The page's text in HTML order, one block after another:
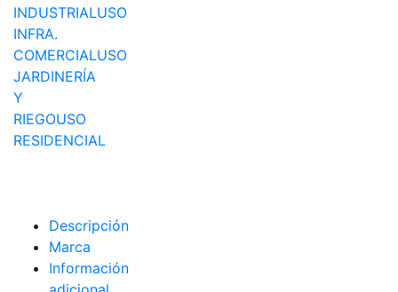
INDUSTRIALUSO
INFRA.
COMERCIALUSO
JARDINERÍA
Y
RIEGOUSO
RESIDENCIAL
Descripción
Marca
Información